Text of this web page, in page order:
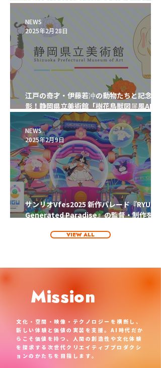
グ映像制作
江戸の奇才・伊藤若冲の動物たちと記念撮
影！静岡県立美術館「樹花鳥獣図屏風AR」
が公開・アワード受賞(PalanAR主催)
NEWS
2025年2月28日
サンリオVfes2025 新作パレード『RYUGU -
Generated Paradise』の監督・制作を担
NEWS
2025年2月9日
VIEW ALL
Mission
文化・空間・映像・テクノロジーを横断し、
新しい体験と価値の実装を支援。AI時代だか
らこそ価値を持つ、人間の創造性や文化体験
を探求する 次世代クリエイティブプロダクシ
ョンのかたちを目指します 。